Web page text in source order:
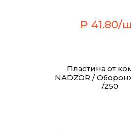
₽ 41.80/
Пластина от
NADZOR /
/250